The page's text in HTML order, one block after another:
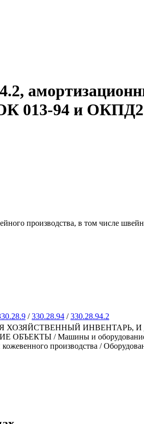
013-94 и ОКПД2
производства, в том числе
/330.28.94 /330.28.94.2
ИНВЕНТАРЬ,
/ Машины и оборудование, не
производства /